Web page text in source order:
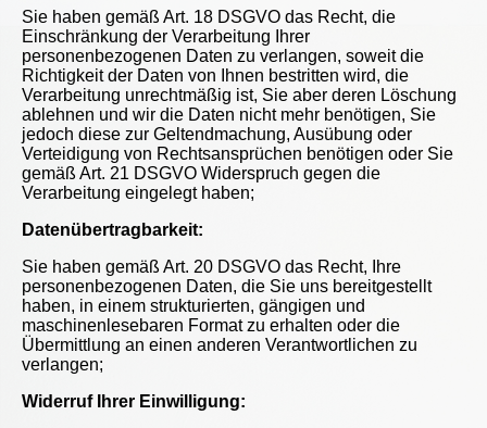
Sie haben gemäß Art. 18 DSGVO das Recht, die
Einschränkung der Verarbeitung Ihrer
personenbezogenen Daten zu verlangen, soweit die
Richtigkeit der Daten von Ihnen bestritten wird, die
Verarbeitung unrechtmäßig ist, Sie aber deren Löschung
ablehnen und wir die Daten nicht mehr benötigen, Sie
jedoch diese zur Geltendmachung, Ausübung oder
Verteidigung von Rechtsansprüchen benötigen oder Sie
gemäß Art. 21 DSGVO Widerspruch gegen die
Verarbeitung eingelegt haben;
Datenübertragbarkeit:
Sie haben gemäß Art. 20 DSGVO das Recht, Ihre
personenbezogenen Daten, die Sie uns bereitgestellt
haben, in einem strukturierten, gängigen und
maschinenlesebaren Format zu erhalten oder die
Übermittlung an einen anderen Verantwortlichen zu
verlangen;
Widerruf Ihrer Einwilligung: